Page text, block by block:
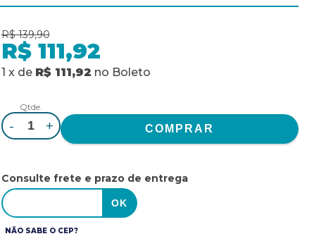
R$ 139,90
R$ 111,92
1 x de R$ 111,92 no Boleto
Qtde.
- +
Consulte frete e prazo de entrega
NÃO SABE O CEP?